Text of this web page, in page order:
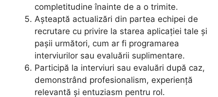
completitudine înainte de a o trimite.
Așteaptă actualizări din partea echipei de
recrutare cu privire la starea aplicației tale și
pașii următori, cum ar fi programarea
interviurilor sau evaluării suplimentare.
Participă la interviuri sau evaluări după caz,
demonstrând profesionalism, experiență
relevantă și entuziasm pentru rol.